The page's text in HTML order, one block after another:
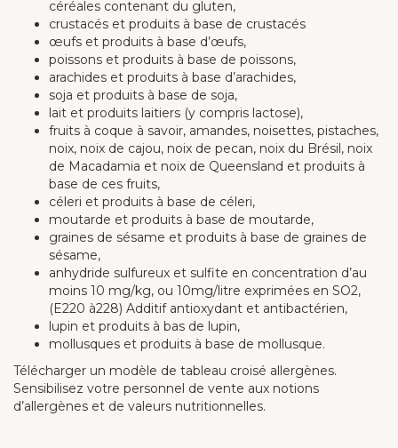
céréales contenant du gluten,
crustacés et produits à base de crustacés
œufs et produits à base d’œufs,
poissons et produits à base de poissons,
arachides et produits à base d’arachides,
soja et produits à base de soja,
lait et produits laitiers (y compris lactose),
fruits à coque à savoir, amandes, noisettes, pistaches,
noix, noix de cajou, noix de pecan, noix du Brésil, noix
de Macadamia et noix de Queensland et produits à
base de ces fruits,
céleri et produits à base de céleri,
moutarde et produits à base de moutarde,
graines de sésame et produits à base de graines de
sésame,
anhydride sulfureux et sulfite en concentration d’au
moins 10 mg/kg, ou 10mg/litre exprimées en SO2,
(E220 à228) Additif antioxydant et antibactérien,
lupin et produits à bas de lupin,
mollusques et produits à base de mollusque.
Télécharger un modèle de tableau croisé allergènes.
Sensibilisez votre personnel de vente aux notions
d’allergènes et de valeurs nutritionnelles.